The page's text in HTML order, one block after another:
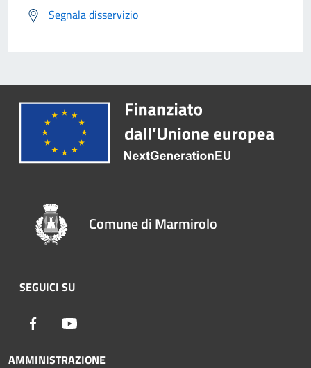
Segnala disservizio
Comune di Marmirolo
SEGUICI SU
Facebook
AMMINISTRAZIONE